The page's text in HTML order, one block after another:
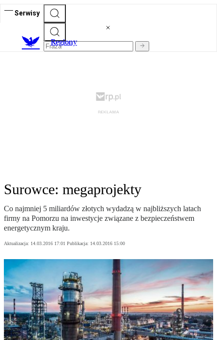
Serwisy
Regiony
Surowce: megaprojekty
Co najmniej 5 miliardów złotych wydadzą w najbliższych latach
firmy na Pomorzu na inwestycje związane z bezpieczeństwem
energetycznym kraju.
Aktualizacja: 14.03.2016 17:01 Publikacja: 14.03.2016 15:00